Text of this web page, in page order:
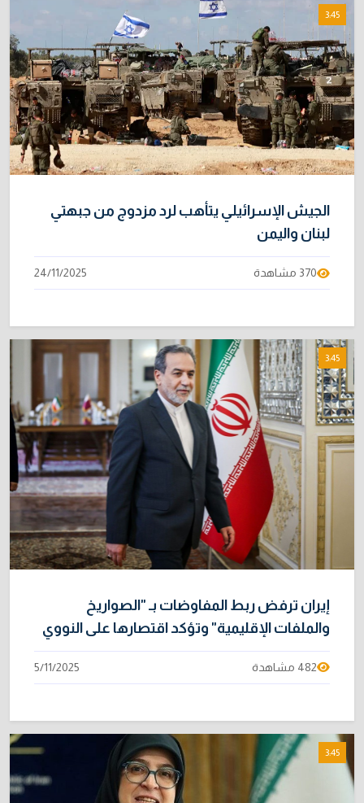
3:45
الجيش الإسرائيلي يتأهب لرد مزدوج من جبهتي
لبنان واليمن
370 مشاهدة 24/11/2025
3:45
إيران ترفض ربط المفاوضات بـ "الصواريخ
والملفات الإقليمية" وتؤكد اقتصارها على النووي
482 مشاهدة 5/11/2025
3:45